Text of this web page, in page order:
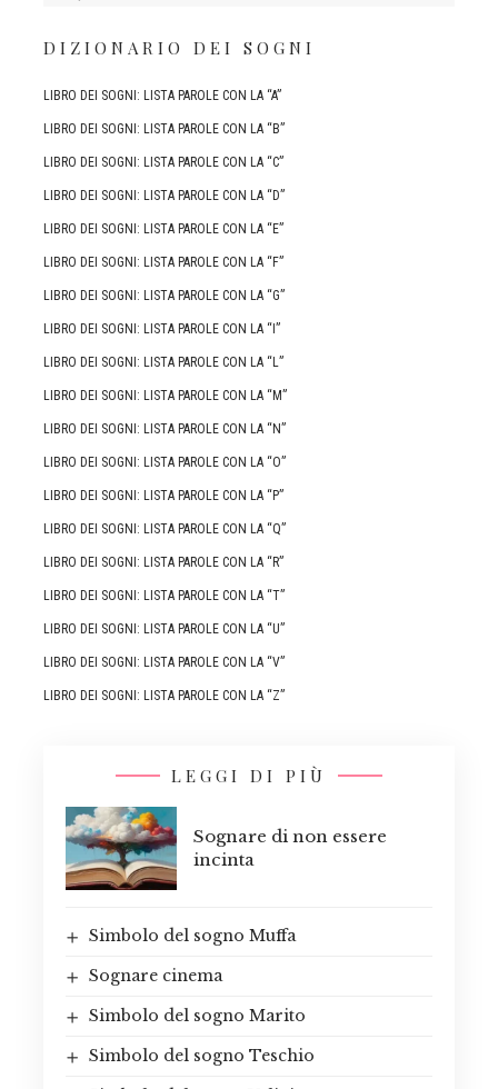
DIZIONARIO DEI SOGNI
LIBRO DEI SOGNI: LISTA PAROLE CON LA “A”
LIBRO DEI SOGNI: LISTA PAROLE CON LA “B”
LIBRO DEI SOGNI: LISTA PAROLE CON LA “C”
LIBRO DEI SOGNI: LISTA PAROLE CON LA “D”
LIBRO DEI SOGNI: LISTA PAROLE CON LA “E”
LIBRO DEI SOGNI: LISTA PAROLE CON LA “F”
LIBRO DEI SOGNI: LISTA PAROLE CON LA “G”
LIBRO DEI SOGNI: LISTA PAROLE CON LA “I”
LIBRO DEI SOGNI: LISTA PAROLE CON LA “L”
LIBRO DEI SOGNI: LISTA PAROLE CON LA “M”
LIBRO DEI SOGNI: LISTA PAROLE CON LA “N”
LIBRO DEI SOGNI: LISTA PAROLE CON LA “O”
LIBRO DEI SOGNI: LISTA PAROLE CON LA “P”
LIBRO DEI SOGNI: LISTA PAROLE CON LA “Q”
LIBRO DEI SOGNI: LISTA PAROLE CON LA “R”
LIBRO DEI SOGNI: LISTA PAROLE CON LA “T”
LIBRO DEI SOGNI: LISTA PAROLE CON LA “U”
LIBRO DEI SOGNI: LISTA PAROLE CON LA “V”
LIBRO DEI SOGNI: LISTA PAROLE CON LA “Z”
LEGGI DI PIÙ
Sognare di non essere
incinta
Simbolo del sogno Muffa
Sognare cinema
Simbolo del sogno Marito
Simbolo del sogno Teschio